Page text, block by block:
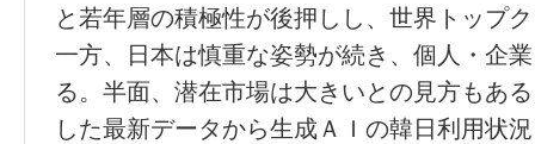
と若年層の積極性が後押しし、世界トップ
一方、日本は慎重な姿勢が続き、個人・企
る。半面、潜在市場は大きいとの見方もあ
した最新データから生成ＡＩの韓日利用状